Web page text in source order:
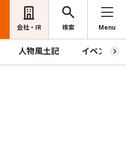
会社・IR 検索 Menu
人物風土記 イベント